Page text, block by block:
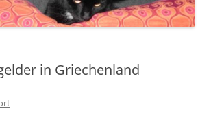
in Griechenland